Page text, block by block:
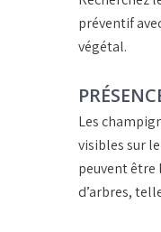
préventif
végétal.
Les
visibles sur
peuvent être
d’arbres,